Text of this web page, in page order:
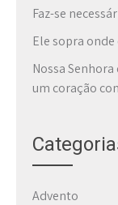
Faz-se
Ele sopra
Nossa
um coração
Advento